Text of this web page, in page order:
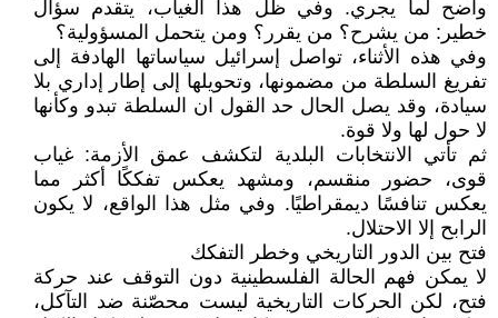
واضح لما يجري. وفي ظل هذا الغياب، يتقدم سؤال
خطير: من يشرح؟ من يقرر؟ ومن يتحمل المسؤولية؟
وفي هذه الأثناء، تواصل إسرائيل سياساتها الهادفة إلى
تفريغ السلطة من مضمونها، وتحويلها إلى إطار إداري بلا
سيادة، وقد يصل الحال حد القول ان السلطة تبدو وكأنها
لا حول لها ولا قوة.
ثم تأتي الانتخابات البلدية لتكشف عمق الأزمة: غياب
قوى، حضور منقسم، ومشهد يعكس تفككًا أكثر مما
يعكس تنافسًا ديمقراطيًا. وفي مثل هذا الواقع، لا يكون
الرابح إلا الاحتلال.
فتح بين الدور التاريخي وخطر التفكك
لا يمكن فهم الحالة الفلسطينية دون التوقف عند حركة
فتح، لكن الحركات التاريخية ليست محصّنة ضد التآكل،